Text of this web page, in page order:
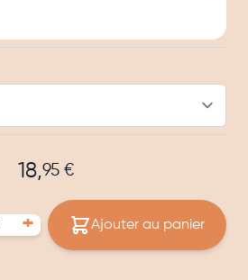
18,95 €
+ Ajouter au panier